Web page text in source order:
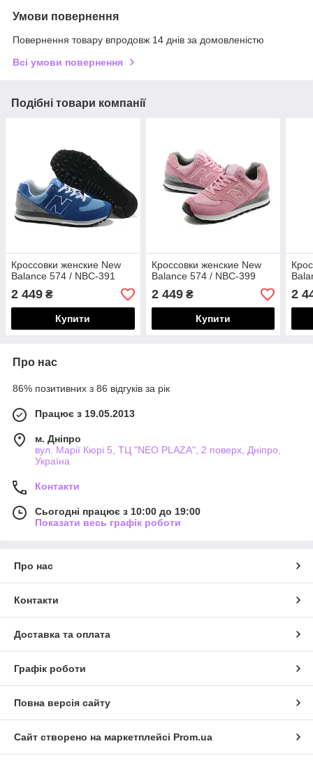
Умови повернення
Повернення товару впродовж 14 днів за домовленістю
Всі умови повернення
Подібні товари компанії
Кроссовки женские New
Balance 574 / NBC-391
2 449 ₴
Купити
Кроссовки женские New
Balance 574 / NBC-399
2 449₴
Купити
2
Про нас
86% позитивних з 86 відгуків за рік
Працює з 19.05.2013
м. Дніпро
вул. Марії Кюрі 5, ТЦ "NEO PLAZA", 2 поверх, Дніпро,
Україна
Контакти
Сьогодні працює з 10:00 до 19:00
Показати весь графік роботи
Про нас
Контакти
Доставка та оплата
Графік роботи
Повна версія сайту
Сайт створено на маркетплейсі Prom.ua